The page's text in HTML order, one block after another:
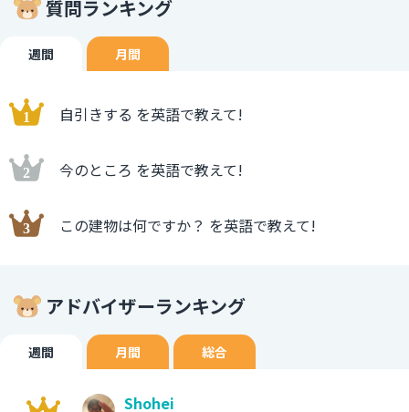
質問ランキング
週間 月間
自引きする を英語で教えて!
今のところ を英語で教えて!
この建物は何ですか？ を英語で教えて!
アドバイザーランキング
週間 月間 総合
Shohei